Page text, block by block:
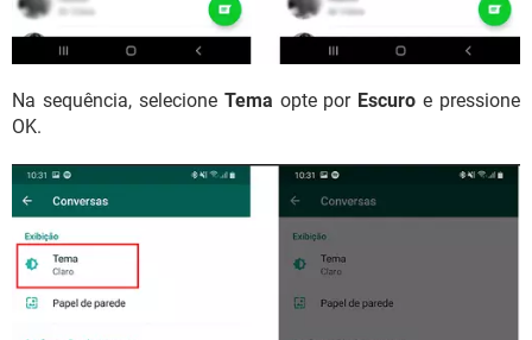
Na sequência, selecione Tema opte por Escuro e pressione
OK.